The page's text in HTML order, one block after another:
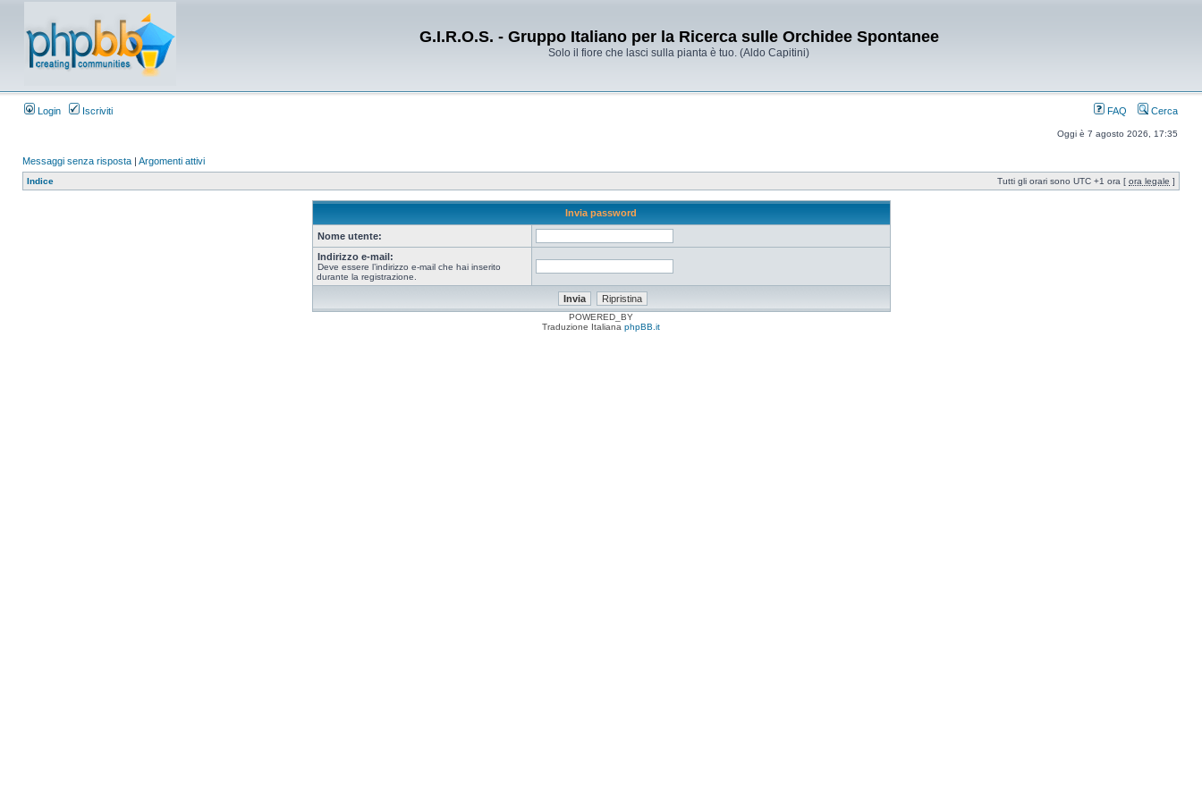
G.I.R.O.S. - Gruppo Italiano per la Ricerca sulle Orchidee Spontanee
Solo il fiore che lasci sulla pianta è tuo. (Aldo Capitini)
Login Iscriviti FAQ Cerca
Oggi è 7 agosto 2026, 17:35
Messaggi senza risposta | Argomenti attivi
Indice Tutti gli orari sono UTC +1 ora [ ora legale ]
Invia password
Nome utente:
Indirizzo e-mail:
Deve essere l’indirizzo e-mail che hai inserito
durante la registrazione.
POWERED_BY
Traduzione Italiana phpBB.it